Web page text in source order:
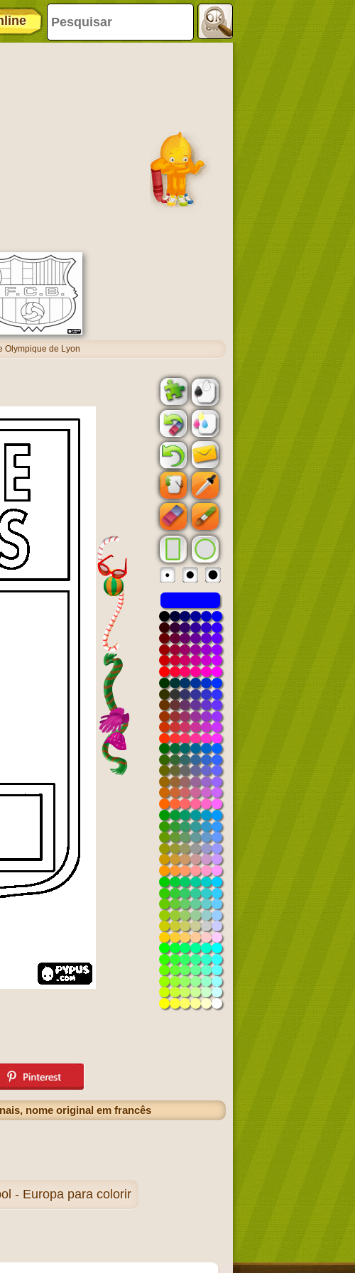
Olympique de Lyon
nome original em francês
- Europa para colorir